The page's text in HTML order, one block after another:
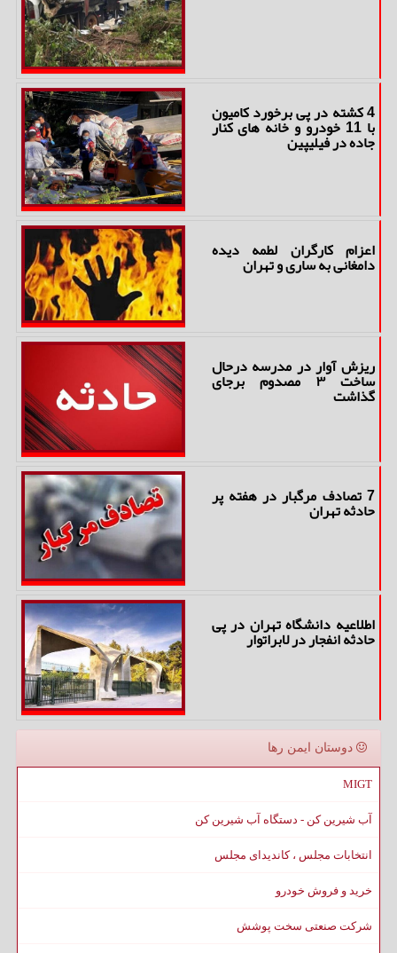
4 کشته در پی برخورد کامیون
با 11 خودرو و خانه های کنار
جاده در فیلیپین
اعزام کارگران لطمه دیده
دامغانی به ساری و تهران
ریزش آوار در مدرسه درحال
ساخت ۳ مصدوم برجای
گذاشت
7 تصادف مرگبار در هفته پر
حادثه تهران
اطلاعیه دانشگاه تهران در پی
حادثه انفجار در لابراتوار
دوستان ایمن رها
MIGT
آب شیرین کن - دستگاه آب شیرین کن
انتخابات مجلس ، کاندیدای مجلس
خرید و فروش خودرو
شرکت صنعتی سخت پوشش